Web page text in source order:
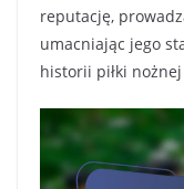
reputację,
umacniając jego
historii piłki